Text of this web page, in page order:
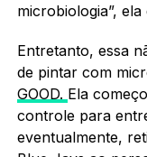
microbiologia”, ela
Entretanto, essa
de pintar com
GOOD. Ela
controle para
eventualmente,